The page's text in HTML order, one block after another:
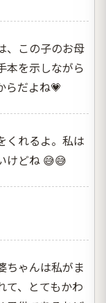
、この子のお母
本を示しながら
らだよね💗
くれるよ。私は
けどね 😅😅
ちゃんは私がま
て、とてもかわ